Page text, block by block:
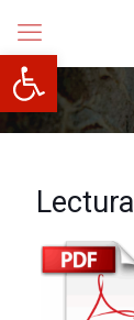
Abrir barra de